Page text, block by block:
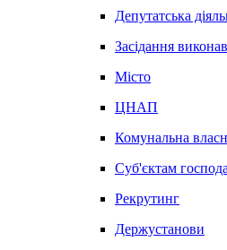
Депутатська
Засідання
Місто
ЦНАП
Комунальна
Суб'єктам
Рекрутинг
Держустанови